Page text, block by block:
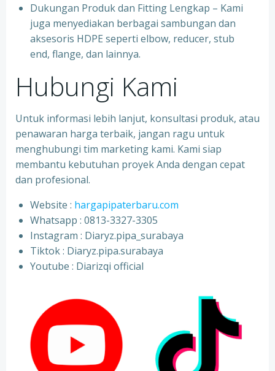
Dukungan Produk dan Fitting Lengkap – Kami
juga menyediakan berbagai sambungan dan
aksesoris HDPE seperti elbow, reducer, stub
end, flange, dan lainnya.
Hubungi Kami
Untuk informasi lebih lanjut, konsultasi produk, atau
penawaran harga terbaik, jangan ragu untuk
menghubungi tim marketing kami. Kami siap
membantu kebutuhan proyek Anda dengan cepat
dan profesional.
Website : hargapipaterbaru.com
Whatsapp : 0813-3327-3305
⁠Instagram : Diaryz.pipa_surabaya
⁠Tiktok : Diaryz.pipa.surabaya
⁠Youtube : Diarizqi official